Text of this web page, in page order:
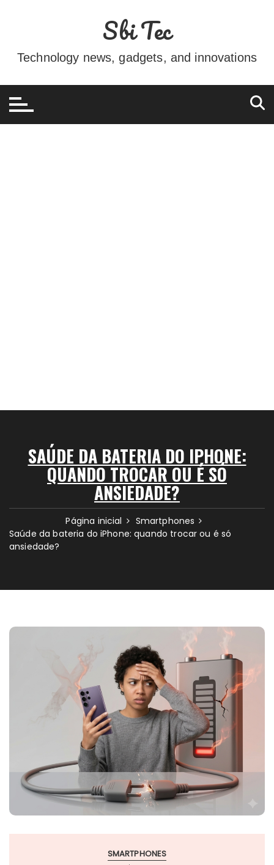
conteúdo
Sbi Tec
Technology news, gadgets, and innovations
SAÚDE DA BATERIA DO IPHONE:
QUANDO TROCAR OU É SÓ
ANSIEDADE?
Página inicial
Smartphones
Saúde da bateria do iPhone: quando trocar ou é só
ansiedade?
SMARTPHONES